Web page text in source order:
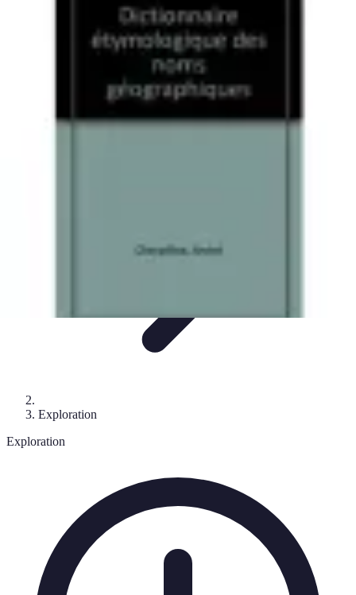
Cartographie et outilsExploration
Géographie Physique Îles et régions
Géographie Explore
Exploration
Exploration